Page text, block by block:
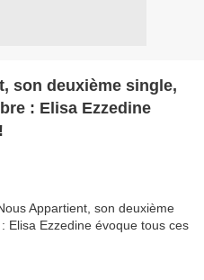
son deuxième single,
: Elisa Ezzedine